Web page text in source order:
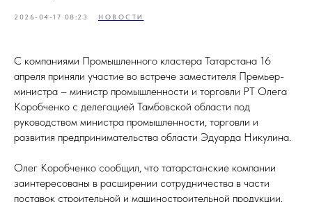
2026-04-17 08:23 НОВОСТИ
С компаниями Промышленного кластера Татарстана 16
апреля приняли участие во встрече заместителя Премьер-
министра – министр промышленности и торговли РТ Олега
Коробченко с делегацией Тамбовской области под
руководством министра промышленности, торговли и
развития предпринимательства области Эдуарда Никулина.
Олег Коробченко сообщил, что татарстанские компании
заинтересованы в расширении сотрудничества в части
поставок строительной и машиностроительной продукции.